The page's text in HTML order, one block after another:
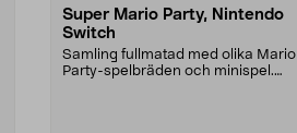
Super Mario Party, Nintendo
Switch
Samling fullmatad med olika Mario
Party-spelbräden och minispel.